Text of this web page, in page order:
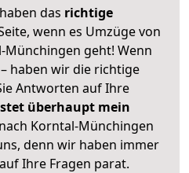
das richtige
wenn es Umzüge von
geht! Wenn
haben wir die richtige
Antworten auf Ihre
überhaupt mein
Korntal-Münchingen
denn wir haben immer
Ihre Fragen parat.